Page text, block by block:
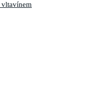
vltavínem